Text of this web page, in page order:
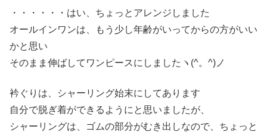
・・・・・・はい、ちょっとアレンジしました
オールインワンは、もう少し年齢がいってからの方がいい
かと思い
そのまま伸ばしてワンピースにしましたヽ(^。^)ノ
衿ぐりは、シャーリング始末にしてあります
自分で脱ぎ着ができるようにと思いましたが、
シャーリングは、ゴムの部分がむき出しなので、ちょっと